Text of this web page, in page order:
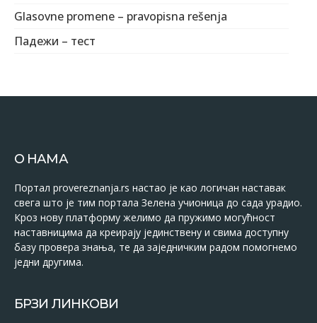
Glasovne promene – pravopisna rešenja
Падежи – тест
О НАМА
Портал provereznanja.rs настао је као логичан наставак
свега што је тим портала Зелена учионица до сада урадио.
Кроз нову платформу желимо да пружимо могућност
наставницима да креирају јединствену и свима доступну
базу провера знања, те да заједничким радом помогнемо
једни другима.
БРЗИ ЛИНКОВИ